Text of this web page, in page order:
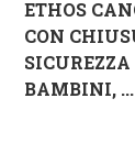
ETHOS
CON
SICUREZZA
BAMBINI, ...